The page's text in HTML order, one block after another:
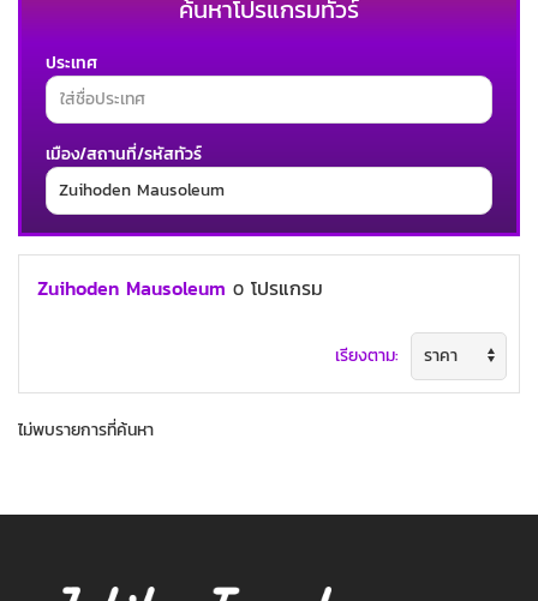
ค้นหาโปรแกรมทัวร์
ประเทศ
เมือง/สถานที่/รหัสทัวร์
Zuihoden Mausoleum 0 โปรแกรม
เรียงตาม:
ไม่พบรายการที่ค้นหา